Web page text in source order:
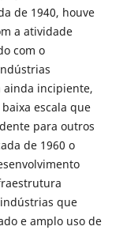
de 1940, houve
a atividade
com o
ainda incipiente,
escala que
para outros
de 1960 o
que
e amplo uso de